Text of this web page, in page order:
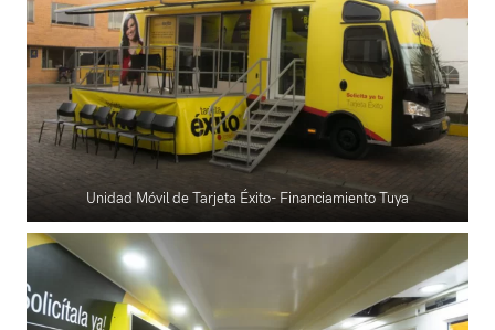
Unidad Móvil de Tarjeta Éxito- Financiamiento Tuya